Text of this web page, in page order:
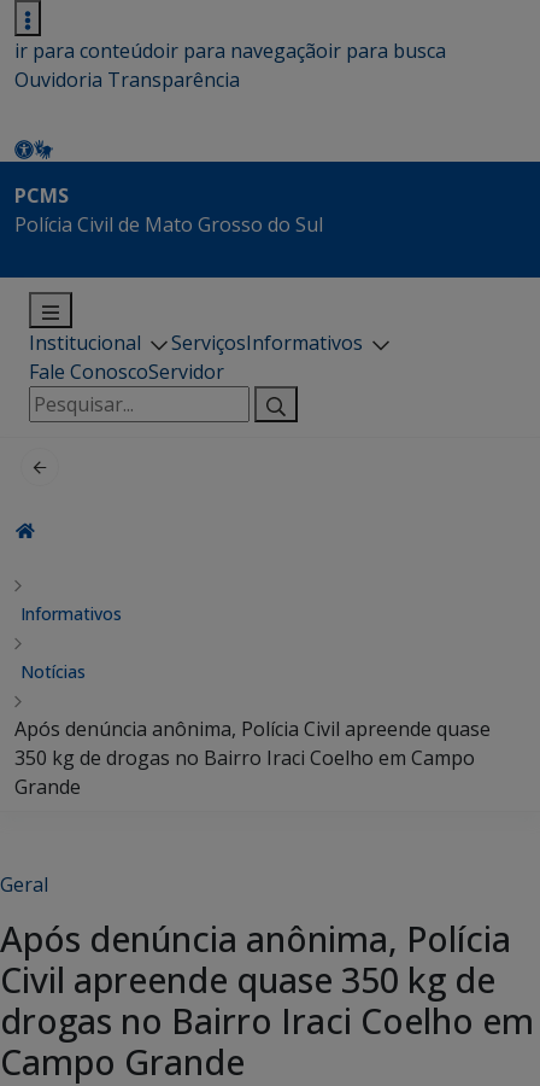
ir para conteúdoir para navegaçãoir para busca
Ouvidoria Transparência
PCMS
Polícia Civil de Mato Grosso do Sul
Institucional ServiçosInformativos
Fale ConoscoServidor
Pesquisar
por:
Informativos
Notícias
Após denúncia anônima, Polícia Civil apreende quase
350 kg de drogas no Bairro Iraci Coelho em Campo
Grande
Geral
Após denúncia anônima, Polícia
Civil apreende quase 350 kg de
drogas no Bairro Iraci Coelho em
Campo Grande